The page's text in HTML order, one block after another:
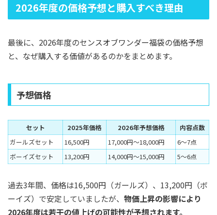
2026年度の価格予想と購入すべき理由
最後に、2026年度のセンスオブワンダー福袋の価格予想
と、なぜ購入する価値があるのかをまとめます。
予想価格
セット 2025年価格 2026年予想価格
内容点数
ガールズセット
16,500円 17,000円〜18,000円
6〜7点
ボーイズセット
13,200円 14,000円〜15,000円 5〜6点
過去3年間、価格は16,500円（ガールズ）、13,200円（ボ
ーイズ）で安定していましたが、 物価上昇の影響により
2026年度は若干の値上げの可能性が予想されます。